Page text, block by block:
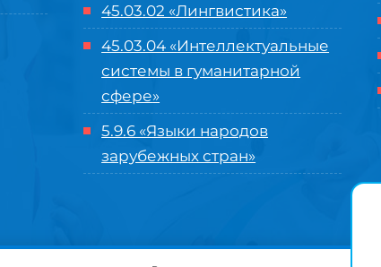
45.03.02 «Лингвистика»
45.03.04 «Интеллектуальные
системы в гуманитарной
сфере»
5.9.6 «Языки народов
зарубежных стран»